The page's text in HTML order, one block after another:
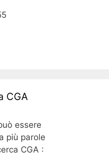
CGA
essere
più parole
CGA :